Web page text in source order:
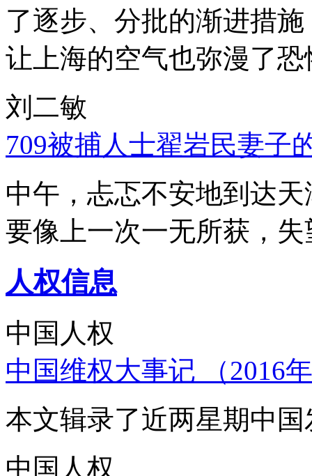
了逐步、分批的渐进措
让上海的空气也弥漫了
刘二敏
709被捕人士翟岩民妻子
中午，忐忑不安地到达
要像上一次一无所获，
人权信息
中国人权
中国维权大事记 （2016
本文辑录了近两星期中
中国人权